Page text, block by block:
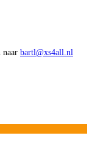
naar bartl@xs4all.nl